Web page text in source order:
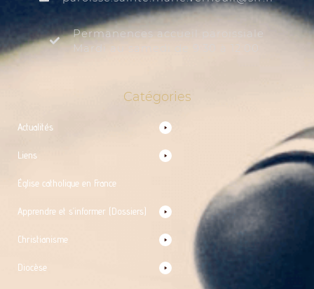
Permanences accueil paroissiale
Mardi au samedi de 9:30 à 12:00
Catégories
Actualités
Liens
Église catholique en France
Apprendre et s’informer (Dossiers)
Christianisme
Diocèse